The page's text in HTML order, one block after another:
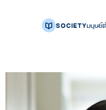
SOCIETYมนุษย์